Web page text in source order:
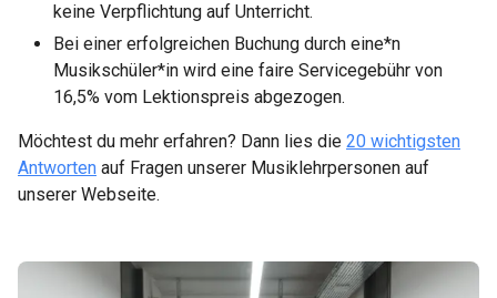
keine Verpflichtung auf Unterricht.
Bei einer erfolgreichen Buchung durch eine*n
Musikschüler*in wird eine faire Servicegebühr von
16,5% vom Lektionspreis abgezogen.
Möchtest du mehr erfahren? Dann lies die 20 wichtigsten
Antworten auf Fragen unserer Musiklehrpersonen auf
unserer Webseite.